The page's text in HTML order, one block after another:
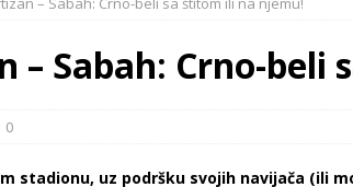
– Sabah: Crno-
0
stadionu, uz podršku svojih navijača (ili